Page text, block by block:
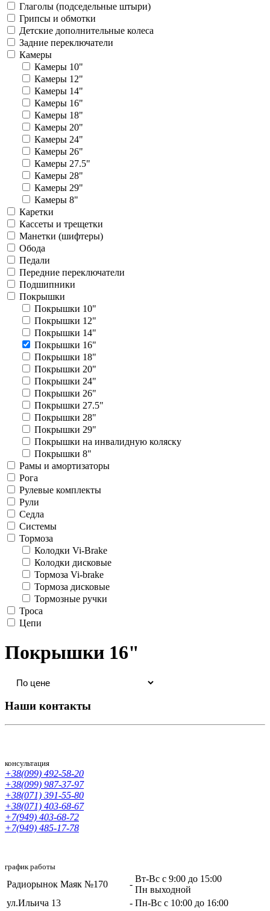
Глаголы (подседельные штыри)
Грипсы и обмотки
Детские дополнительные колеса
Задние переключатели
Камеры
Камеры 10"
Камеры 12"
Камеры 14"
Камеры 16"
Камеры 18"
Камеры 20"
Камеры 24"
Камеры 26"
Камеры 27.5"
Камеры 28"
Камеры 29"
Камеры 8"
Каретки
Кассеты и трещетки
Манетки (шифтеры)
Обода
Педали
Передние переключатели
Подшипники
Покрышки
Покрышки 10"
Покрышки 12"
Покрышки 14"
Покрышки 16"
Покрышки 18"
Покрышки 20"
Покрышки 24"
Покрышки 26"
Покрышки 27.5"
Покрышки 28"
Покрышки 29"
Покрышки на инвалидную коляску
Покрышки 8"
Рамы и амортизаторы
Рога
Рулевые комплекты
Рули
Седла
Системы
Тормоза
Колодки Vi-Brake
Колодки дисковые
Тормоза Vi-brake
Тормоза дисковые
Тормозные ручки
Троса
Цепи
Покрышки 16"
Наши контакты
консультация
+38(099) 492-58-20
+38(099) 987-37-97
+38(071) 391-55-80
+38(071) 403-68-67
+7(949) 403-68-72
+7(949) 485-17-78
график работы
Радиорынок Маяк №170 -
Вт-Вс с 9:00 до 15:00
Пн выходной
ул.Ильича 13
- Пн-Вс с 10:00 до 16:00